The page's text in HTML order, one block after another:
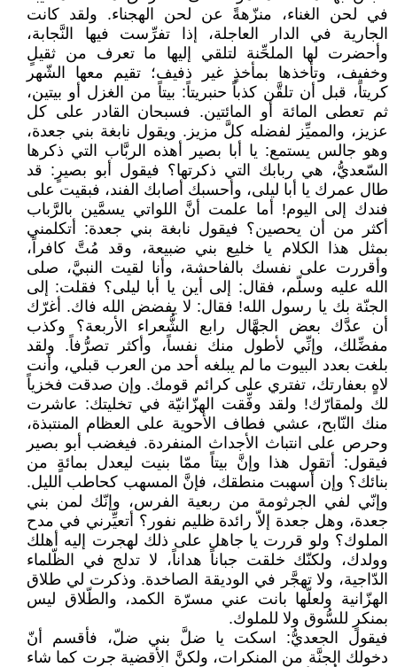
في لحن الغناء، منزّهةً عن لحن الهجناء. ولقد كانت
الجارية في الدار العاجلة، إذا تفرِّست فيها النَّجابة،
وأحضرت لها الملحِّنة لتلقي إليها ما تعرف من ثقيلٍ
وخفيف، وتأخذها بمأخذٍ غير ذفيف؛ تقيم معها الشّهر
كريتاً، قبل أن تلقَّن كذباً حنبريتاً: بيتاً من الغزل أو بيتين،
ثم تعطى المائة أو المائتين. فسبحان القادر على كل
عزيز، والمميِّز لفضله كلَّ مزيز. ويقول نابغة بني جعدة،
وهو جالس يستمع: يا أبا بصير أهذه الربَّاب التي ذكرها
السّعديُّ، هي ربابك التي ذكرتها؟ فيقول أبو بصيرٍ: قد
طال عمرك يا أبا ليلى، وأحسبك أصابك الفند، فبقيت على
فندك إلى اليوم! أما علمت أنَّ اللواتي يسمَّين بالرَّباب
أكثر من أن يحصين؟ فيقول نابغة بني جعدة: أتكلمني
بمثل هذا الكلام يا خليع بني ضبيعة، وقد مُتَّ كافراً،
وأقررت على نفسك بالفاحشة، وأنا لقيت النبيَّ، صلى
الله عليه وسلّم، فقال: إلى أين يا أبا ليلى؟ فقلت: إلى
الجنّة بك يا رسول الله! فقال: لا يفضض الله فاك. أغرّك
أن عدَّك بعض الجهَّال رابع الشُّعراء الأربعة؟ وكذب
مفضِّلك، وإنِّي لأطول منك نفساً، وأكثر تصرُّفاً. ولقد
بلغت بعدد البيوت ما لم يبلغه أحد من العرب قبلي، وأنت
لاهٍ بعفارتك، تفتري على كرائم قومك. وإن صدقت فخزياً
لك ولمقارّك! ولقد وفِّقت الهزّانيّة في تخليتك: عاشرت
منك النّابح، عشي فطاف الأحوية على العظام المنتبذة،
وحرص على انتباث الأجداث المنفردة. فيغضب أبو بصير
فيقول: أتقول هذا وإنَّ بيتاً ممّا بنيت ليعدل بمائةٍ من
بنائك؟ وإن أسهبت منطقك، فإنَّ المسهب كحاطب الليل.
وإنّي لفي الجرثومة من ربعية الفرس، وإنّك لمن بني
جعدة، وهل جعدة إلاّ رائدة ظليم نفور؟ أتعيِّرني في مدح
الملوك؟ ولو قررت يا جاهل على ذلك لهجرت إليه أهلك
وولدك، ولكنّك خلقت جباناً هداناً، لا تدلج في الظّلماء
الدّاجية، ولا تهجَّر في الوديقة الصاخدة. وذكرت لي طلاق
الهزّانية ولعلّها بانت عني مسرّة الكمد، والطّلاق ليس
بمنكرٍ للسُّوق ولا للملوك.
فيقول الجعديُّ: اسكت يا ضلَّ بني ضلّ، فأقسم أنّ
دخولك الجنَّة من المنكرات، ولكنَّ الأقضية جرت كما شاء